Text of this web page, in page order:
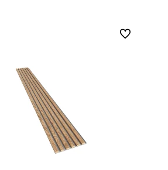
Do ulubionych